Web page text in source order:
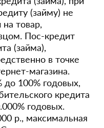
(займу) не
на товар,
Пос-кредит
(займа),
в точке
магазина.
до 100% годовых,
кредита
годовых.
р., максимальная